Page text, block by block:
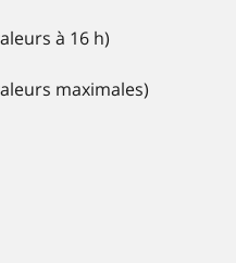
à 16 h)
maximales)